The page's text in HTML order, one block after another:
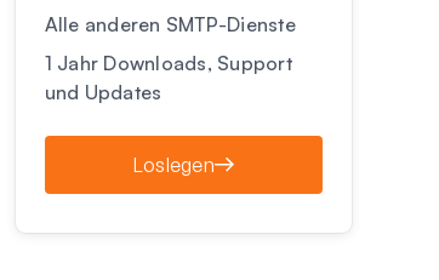
Alle anderen SMTP-Dienste
1 Jahr Downloads, Support
und Updates
Loslegen